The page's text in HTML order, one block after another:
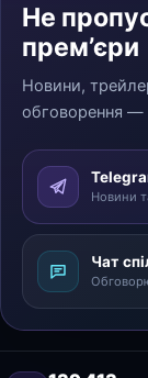
Не
прем’єри
Новини,
обговорення —
Новини
Чат